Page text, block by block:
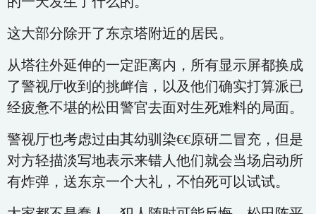
这大部分除开了东京塔附近的居民。
从塔往外延伸的一定距离内，所有显示屏都换成
了警视厅收到的挑衅信，以及他们确实打算派已
经疲惫不堪的松田警官去面对生死难料的局面。
警视厅也考虑过由其幼驯染€€原研二冒充，但是
对方轻描淡写地表示来错人他们就会当场启动所
有炸弹，送东京一个大礼，不怕死可以试试。